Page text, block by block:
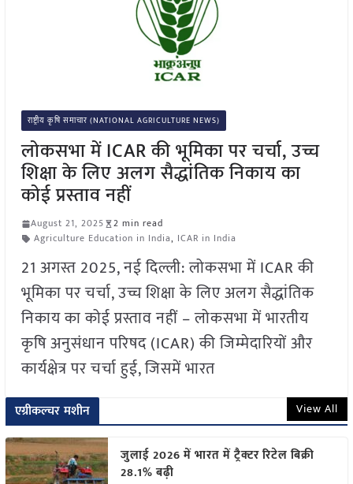
राष्ट्रीय कृषि समाचार (NATIONAL AGRICULTURE NEWS)
लोकसभा में ICAR की भूमिका पर चर्चा, उच्च
शिक्षा के लिए अलग सैद्धांतिक निकाय का
कोई प्रस्ताव नहीं
August 21, 2025
2 min read
Agriculture Education in India, ICAR in India
21 अगस्त 2025, नई दिल्ली: लोकसभा में ICAR की
भूमिका पर चर्चा, उच्च शिक्षा के लिए अलग सैद्धांतिक
निकाय का कोई प्रस्ताव नहीं – लोकसभा में भारतीय
कृषि अनुसंधान परिषद (ICAR) की जिम्मेदारियों और
कार्यक्षेत्र पर चर्चा हुई, जिसमें भारत
एग्रीकल्चर मशीन View All
जुलाई 2026 में भारत में ट्रैक्टर रिटेल बिक्री
28.1% बढ़ी